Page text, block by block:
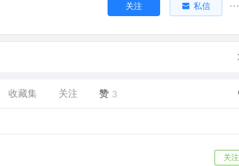
关注 私信
收藏集 关注 赞 3
关注